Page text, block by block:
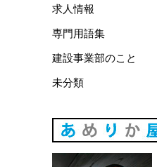
求人情報
専門用語集
建設事業部のこと
未分類